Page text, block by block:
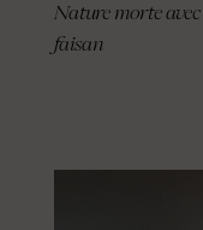
Nature morte avec
faisan